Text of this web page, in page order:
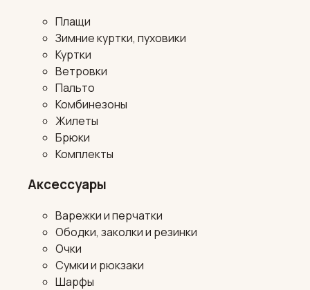
Плащи
Зимние куртки, пуховики
Куртки
Ветровки
Пальто
Комбинезоны
Жилеты
Брюки
Комплекты
Аксессуары
Варежки и перчатки
Ободки, заколки и резинки
Очки
Сумки и рюкзаки
Шарфы